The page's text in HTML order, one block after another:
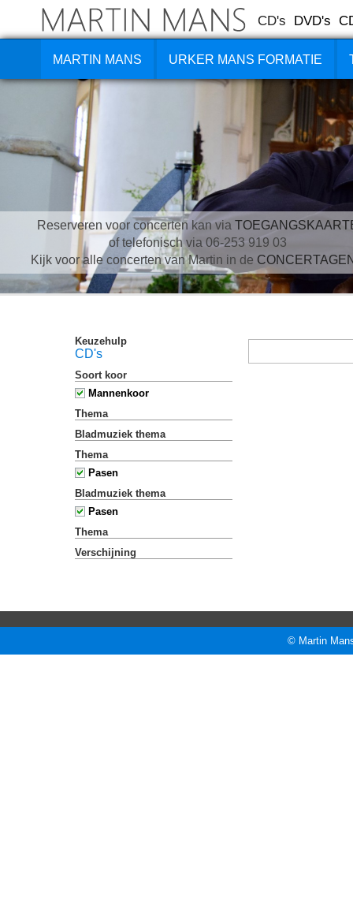
CD's DVD's
MARTIN MANS URKER MANS FORMATIE
Reserveren voor concerten kan via
of telefonisch via 06-253 919 03
Kijk voor alle concerten van Martin in de
Keuzehulp
CD's
Soort koor
Mannenkoor
Thema
Bladmuziek thema
Thema
Pasen
Bladmuziek thema
Pasen
Thema
Verschijning
© Martin